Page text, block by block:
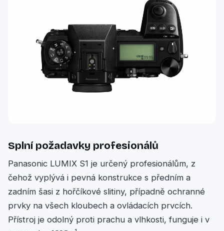
Splní požadavky profesionálů
Panasonic LUMIX S1 je určený profesionálům, z
čehož vyplývá i pevná konstrukce s předním a
zadním šasi z hořčíkové slitiny, případně ochranné
prvky na všech kloubech a ovládacích prvcích.
Přístroj je odolný proti prachu a vlhkosti, funguje i v